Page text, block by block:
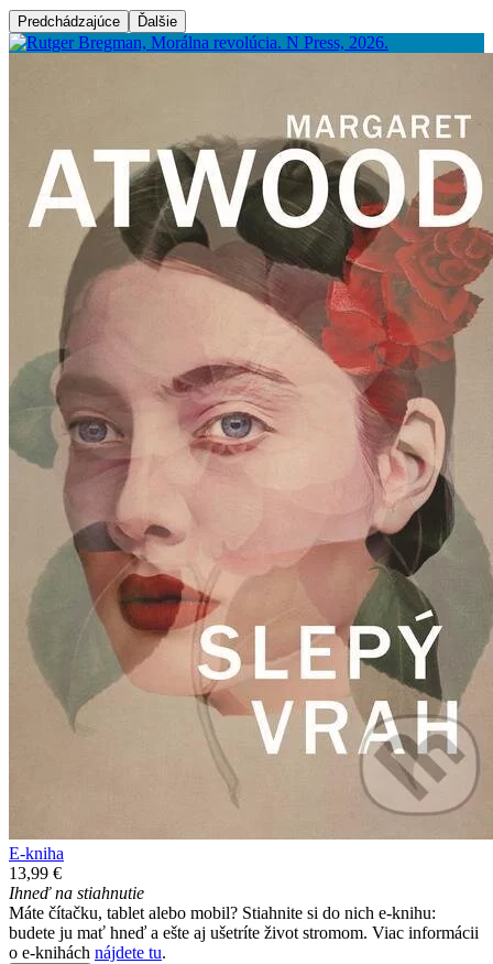
Predchádzajúce Ďalšie
E-kniha
13,99 €
Ihneď na stiahnutie
Máte čítačku, tablet alebo mobil? Stiahnite si do nich e-knihu:
budete ju mať hneď a ešte aj ušetríte život stromom. Viac informácii
o e-knihách nájdete tu.